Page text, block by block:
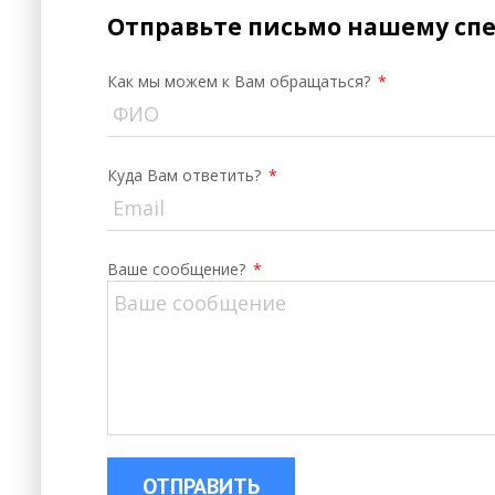
Отправьте письмо нашему
Как мы можем к Вам обращаться? *
Куда Вам ответить? *
Ваше сообщение? *
ОТПРАВИТЬ